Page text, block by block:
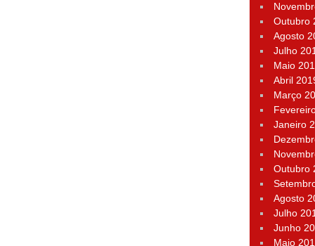
Outubro
Agosto
Julho
Maio
Abril
Março
Janeiro
Outubro
Agosto
Julho
Junho
Maio